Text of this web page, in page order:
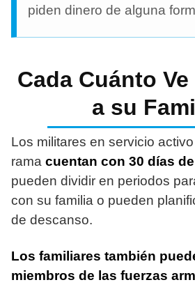
piden dinero de alguna
Cada Cuánto
a su
Los militares en servicio
rama cuentan con 30 días
pueden dividir en periodos
con su familia o pueden
de descanso.
Los familiares también
miembros de las fuerzas